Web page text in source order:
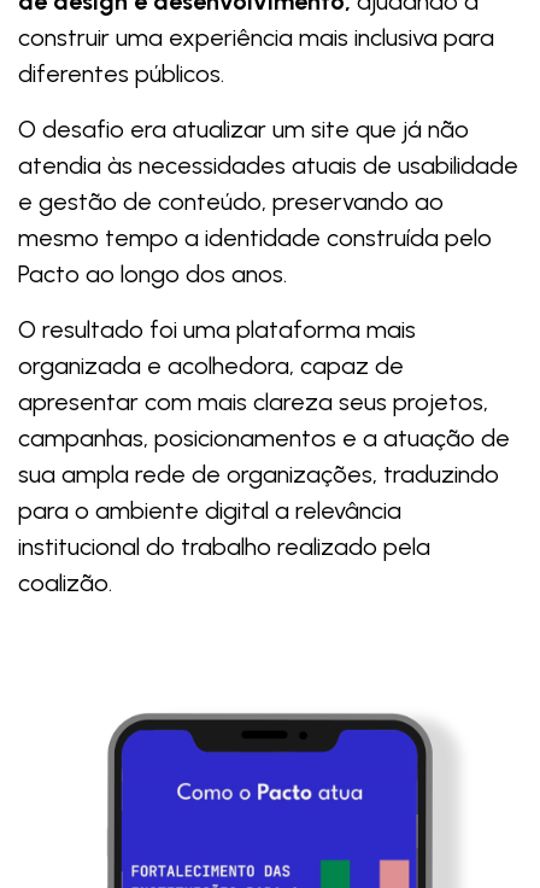
construir uma experiência mais inclusiva para
diferentes públicos.
O desafio era atualizar um site que já não
atendia às necessidades atuais de usabilidade
e gestão de conteúdo, preservando ao
mesmo tempo a identidade construída pelo
Pacto ao longo dos anos.
O resultado foi uma plataforma mais
organizada e acolhedora, capaz de
apresentar com mais clareza seus projetos,
campanhas, posicionamentos e a atuação de
sua ampla rede de organizações, traduzindo
para o ambiente digital a relevância
institucional do trabalho realizado pela
coalizão.